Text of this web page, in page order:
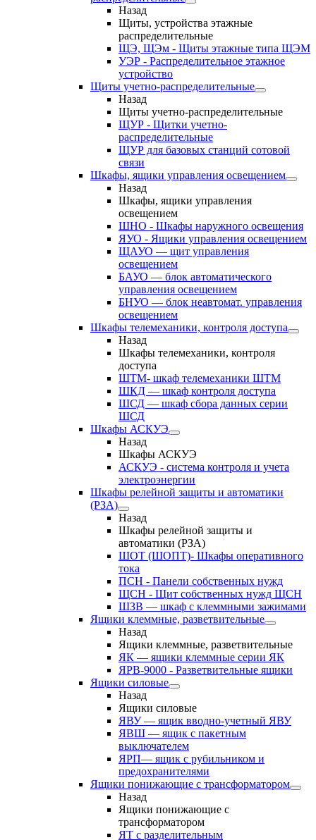
Назад
Щиты, устройства этажные
распределительные
ЩЭ, ЩЭм - Щиты этажные типа ЩЭМ
УЭР - Распределительное этажное
устройство
Щиты учетно-распределительные
Назад
Щиты учетно-распределительные
ЩУР - Щитки учетно-
распределительные
ЩУР для базовых станций сотовой
связи
Шкафы, ящики управления освещением
Назад
Шкафы, ящики управления
освещением
ШНО - Шкафы наружного освещения
ЯУО - Ящики управления освещением
ЩАУО — щит управления
освещением
БАУО — блок автоматического
управления освещением
БНУО — блок неавтомат. управления
освещением
Шкафы телемеханики, контроля доступа
Назад
Шкафы телемеханики, контроля
доступа
ШТМ- шкаф телемеханики ШТМ
ШКД — шкаф контроля доступа
ШСД — шкаф сбора данных серии
ШСД
Шкафы АСКУЭ
Назад
Шкафы АСКУЭ
АСКУЭ - система контроля и учета
электроэнергии
Шкафы релейной защиты и автоматики
(РЗА)
Назад
Шкафы релейной защиты и
автоматики (РЗА)
ШОТ (ШОПТ)- Шкафы оперативного
тока
ПСН - Панели собственных нужд
ЩСН - Щит собственных нужд ЩСН
ШЗВ — шкаф с клеммными зажимами
Ящики клеммные, разветвительные
Назад
Ящики клеммные, разветвительные
ЯК — ящики клеммные серии ЯК
ЯРВ-9000 - Разветвительные ящики
Ящики силовые
Назад
Ящики силовые
ЯВУ — ящик вводно-учетный ЯВУ
ЯВШ — ящик с пакетным
выключателем
ЯРП— ящик с рубильником и
предохранителями
Ящики понижающие с трансформатором
Назад
Ящики понижающие с
трансформатором
ЯТ с разделительным